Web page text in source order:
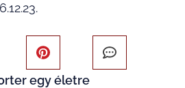
egy életre